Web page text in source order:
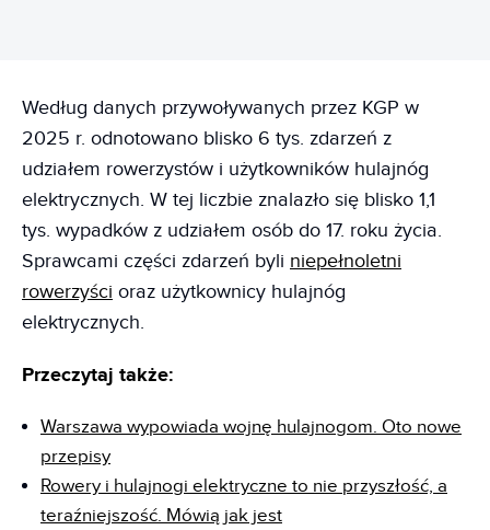
Według danych przywoływanych przez KGP w
2025 r. odnotowano blisko 6 tys. zdarzeń z
udziałem rowerzystów i użytkowników hulajnóg
elektrycznych. W tej liczbie znalazło się blisko 1,1
tys. wypadków z udziałem osób do 17. roku życia.
Sprawcami części zdarzeń byli niepełnoletni
rowerzyści oraz użytkownicy hulajnóg
elektrycznych.
Przeczytaj także:
Warszawa wypowiada wojnę hulajnogom. Oto nowe
przepisy
Rowery i hulajnogi elektryczne to nie przyszłość, a
teraźniejszość. Mówią jak jest